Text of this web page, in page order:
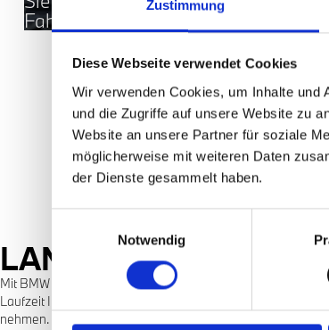
Zustimmung
Diese Webseite verwendet Cookies
Wir verwenden Cookies, um Inhalte und
und die Zugriffe auf unsere Website zu
Website an unsere Partner für soziale
möglicherweise mit weiteren Daten
der Dienste gesammelt haben.
Notwendig
Fahrfreude genießen.
LANGFRISTIG 30
Mit BMW Service Inclusive decken Sie alle inkludierten
Laufzeit Ihrer Wahl ab. Die Laufzeitbeginnt erst, wenn Sie
nehmen. Interessiert? Dann sprechen Sie uns einfach an!